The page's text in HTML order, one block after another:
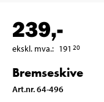
239,-
ekskl. mva.: 191 20
Bremseskive
Art.nr.64-496